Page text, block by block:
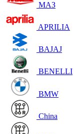
МАЗ
APRILIA
BAJAJ
BENELLI
BMW
China